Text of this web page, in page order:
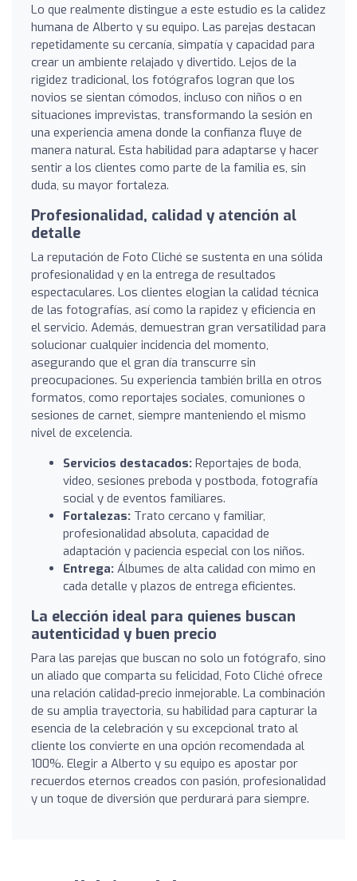
Lo que realmente distingue a este estudio es la calidez
humana de Alberto y su equipo. Las parejas destacan
repetidamente su cercanía, simpatía y capacidad para
crear un ambiente relajado y divertido. Lejos de la
rigidez tradicional, los fotógrafos logran que los
novios se sientan cómodos, incluso con niños o en
situaciones imprevistas, transformando la sesión en
una experiencia amena donde la confianza fluye de
manera natural. Esta habilidad para adaptarse y hacer
sentir a los clientes como parte de la familia es, sin
duda, su mayor fortaleza.
Profesionalidad, calidad y atención al
detalle
La reputación de Foto Cliché se sustenta en una sólida
profesionalidad y en la entrega de resultados
espectaculares. Los clientes elogian la calidad técnica
de las fotografías, así como la rapidez y eficiencia en
el servicio. Además, demuestran gran versatilidad para
solucionar cualquier incidencia del momento,
asegurando que el gran día transcurre sin
preocupaciones. Su experiencia también brilla en otros
formatos, como reportajes sociales, comuniones o
sesiones de carnet, siempre manteniendo el mismo
nivel de excelencia.
Servicios destacados: Reportajes de boda,
video, sesiones preboda y postboda, fotografía
social y de eventos familiares.
Fortalezas: Trato cercano y familiar,
profesionalidad absoluta, capacidad de
adaptación y paciencia especial con los niños.
Entrega: Álbumes de alta calidad con mimo en
cada detalle y plazos de entrega eficientes.
La elección ideal para quienes buscan
autenticidad y buen precio
Para las parejas que buscan no solo un fotógrafo, sino
un aliado que comparta su felicidad, Foto Cliché ofrece
una relación calidad-precio inmejorable. La combinación
de su amplia trayectoria, su habilidad para capturar la
esencia de la celebración y su excepcional trato al
cliente los convierte en una opción recomendada al
100%. Elegir a Alberto y su equipo es apostar por
recuerdos eternos creados con pasión, profesionalidad
y un toque de diversión que perdurará para siempre.